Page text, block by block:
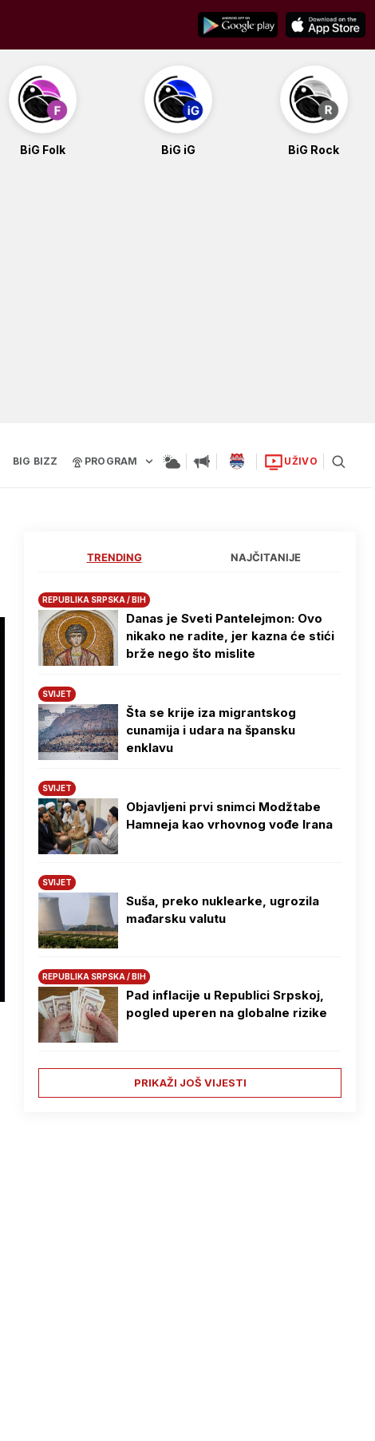
BiG Folk BiG iG BiG Rock
BIG BIZZ PROGRAM UŽIVO
TRENDING NAJČITANIJE
REPUBLIKA SRPSKA / BIH
Danas je Sveti Pantelejmon: Ovo
nikako ne radite, jer kazna će stići
brže nego što mislite
SVIJET
Šta se krije iza migrantskog
cunamija i udara na špansku
enklavu
SVIJET
Objavljeni prvi snimci Modžtabe
Hamneja kao vrhovnog vođe Irana
SVIJET
Suša, preko nuklearke, ugrozila
mađarsku valutu
REPUBLIKA SRPSKA / BIH
Pad inflacije u Republici Srpskoj,
pogled uperen na globalne rizike
PRIKAŽI JOŠ VIJESTI